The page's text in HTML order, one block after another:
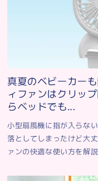
真夏のベビーカー
ィファンはクリッ
らベッドでも...
小型扇風機に指が入らな
落としてしまったけど大
ァンの快適な使い方を解説